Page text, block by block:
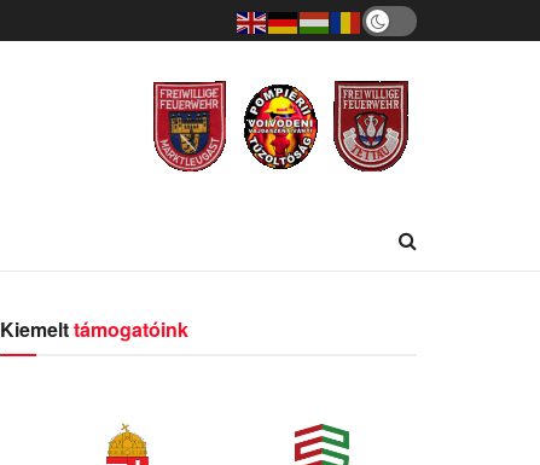
Kiemelttámogatóink